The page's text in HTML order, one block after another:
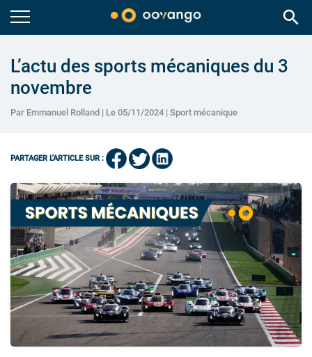
search
L’actu des sports mécaniques du 3
novembre
Par Emmanuel Rolland | Le 05/11/2024 | Sport mécanique
PARTAGER L'ARTICLE SUR :